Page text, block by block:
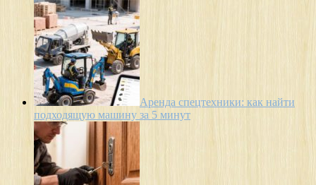
Аренда спецтехники: как найти
подходящую машину за 5 минут